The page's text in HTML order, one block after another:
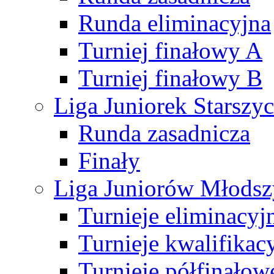
Runda eliminacyjna
Turniej finałowy A
Turniej finałowy B
Liga Juniorek
Runda zasadnicza
Finały
Liga Juniorów
Turnieje
Turnieje